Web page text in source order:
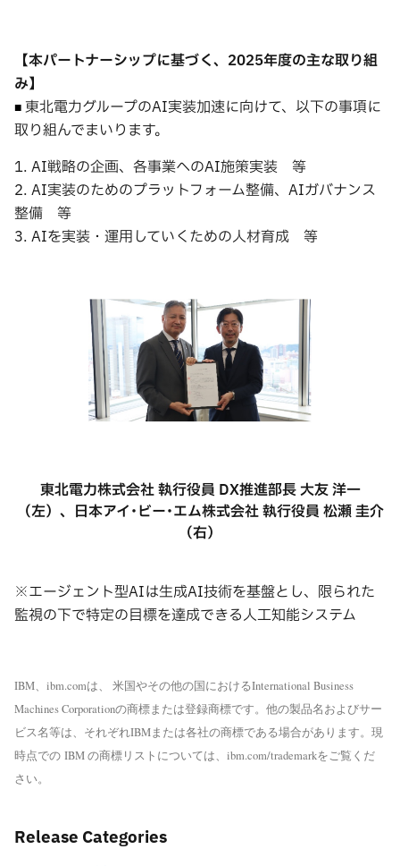
【本パートナーシップに基づく、 2025年度の主な取り組
み】
■ 東北電力グループのAI実装加速に向けて、以下の事項に
取り組んでまいります。
1. AI戦略の企画、各事業へのAI施策実装 等
2. AI実装のためのプラットフォーム整備、AIガバナンス
整備 等
3. AIを実装・運用していくための人材育成 等
東北電力株式会社 執行役員 DX推進部長 大友 洋一
（左）、日本アイ･ビー･エム株式会社 執行役員 松瀬 圭介
（右）
※エージェント型AIは生成AI技術を基盤とし、限られた
監視の下で特定の目標を達成できる人工知能システム
IBM、 ibm.comは、 米国やその他の国におけるInternational Business
Machines Corporationの商標または登録商標です。他の製品名およびサー
ビス名等は、それぞれIBMまたは各社の商標である場合があります。現
時点での IBM の商標リストについては、 ibm.com/trademarkをご覧くだ
さい。
Release Categories